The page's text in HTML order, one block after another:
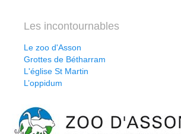
Les incontournables
Le zoo d'Asson
Grottes de Bétharram
L'église St Martin
L’oppidum